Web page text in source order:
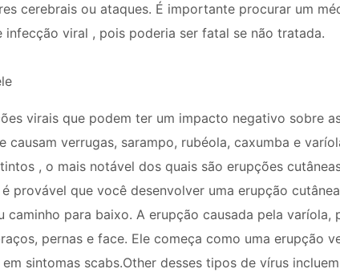
cerebrais ou ataques. É importante procurar um
viral , pois poderia ser fatal se não tratada.
virais que podem ter um impacto negativo sobre
causam verrugas, sarampo, rubéola, caxumba e
, o mais notável dos quais são erupções
provável que você desenvolver uma erupção
caminho para baixo. A erupção causada pela varíola,
pernas e face. Ele começa como uma erupção
sintomas scabs.Other desses tipos de vírus